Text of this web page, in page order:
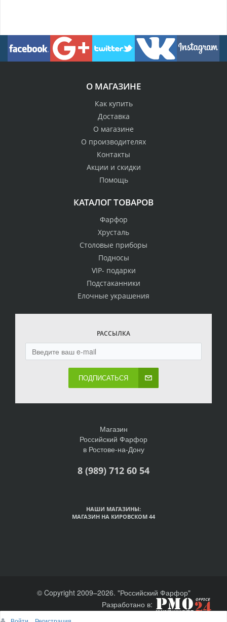
О МАГАЗИНЕ
Как купить
Доставка
О магазине
О производителях
Контакты
Акции и скидки
Помощь
КАТАЛОГ ТОВАРОВ
Фарфор
Хрусталь
Столовые приборы
Подносы
VIP- подарки
Подстаканники
Елочные украшения
РАССЫЛКА
ПОДПИСАТЬСЯ
Магазин
Российский Фарфор
в Ростове-на-Дону
8 (989) 712 60 54
НАШИ МАГАЗИНЫ:
МАГАЗИН НА КИРОВСКОМ 44
© Copyright 2009–2026. "Российский Фарфор"
Разработано в: